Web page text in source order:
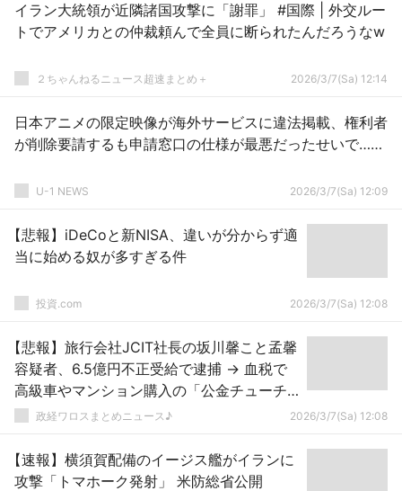
イラン大統領が近隣諸国攻撃に「謝罪」 #国際 | 外交ルー
トでアメリカとの仲裁頼んで全員に断られたんだろうなw
２ちゃんねるニュース超速まとめ＋ 2026/3/7(Sa) 12:14
日本アニメの限定映像が海外サービスに違法掲載、権利者
が削除要請するも申請窓口の仕様が最悪だったせいで……
U-1 NEWS 2026/3/7(Sa) 12:09
【悲報】iDeCoと新NISA、違いが分からず適
当に始める奴が多すぎる件
投資.com 2026/3/7(Sa) 12:08
【悲報】旅行会社JCIT社長の坂川馨こと孟馨
容疑者、6.5億円不正受給で逮捕 → 血税で
高級車やマンション購入の「公金チューチ
ュー」に批判殺到 ｗｗｗｗｗｗｗｗｗｗ
政経ワロスまとめニュース♪ 2026/3/7(Sa) 12:08
【速報】横須賀配備のイージス艦がイランに
攻撃「トマホーク発射」 米防総省公開